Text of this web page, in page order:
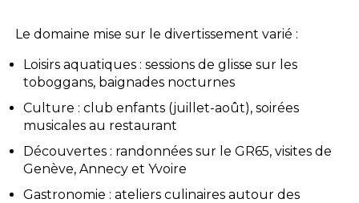
Le domaine mise sur le divertissement varié :
Loisirs aquatiques : sessions de glisse sur les
toboggans, baignades nocturnes
Culture : club enfants (juillet-août), soirées
musicales au restaurant
Découvertes : randonnées sur le GR65, visites de
Genève, Annecy et Yvoire
Gastronomie : ateliers culinaires autour des